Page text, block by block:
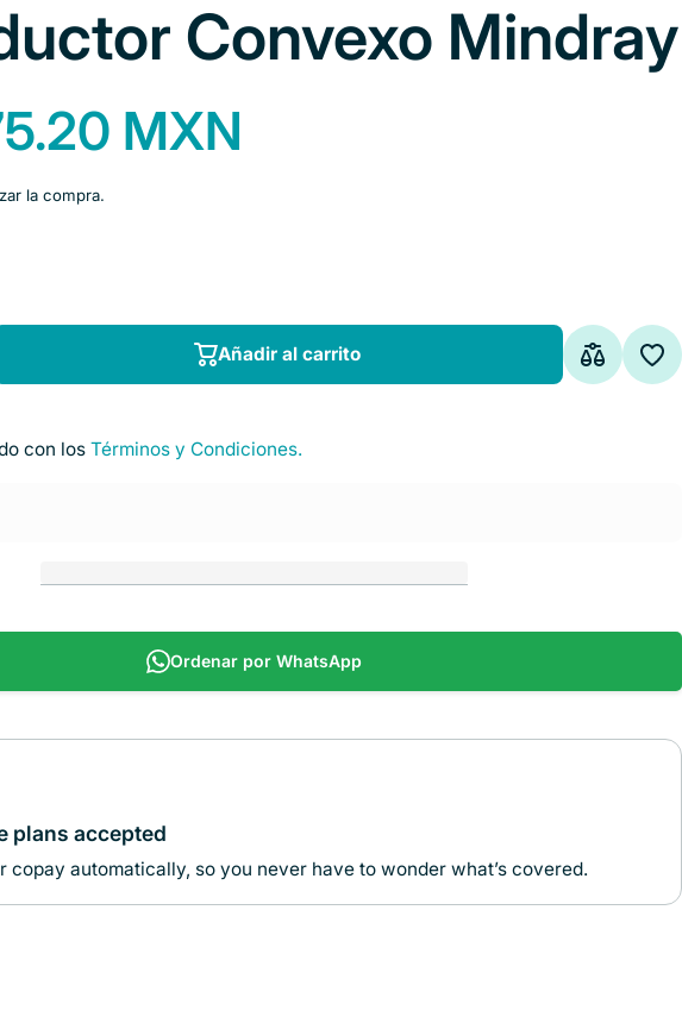
Convexo Mindray
MXN
la compra.
Con
Añadir al carrito
con los Términos y Condiciones.
Ordenar por WhatsApp
plans accepted
copay automatically, so you never have to wonder what’s covered.